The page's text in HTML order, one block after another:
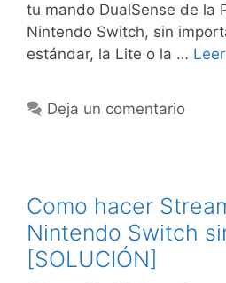
tu mando DualSense de la
Nintendo Switch, sin
estándar, la Lite o la …
Deja un comentario
Como hacer
Nintendo Switch
[SOLUCIÓN]